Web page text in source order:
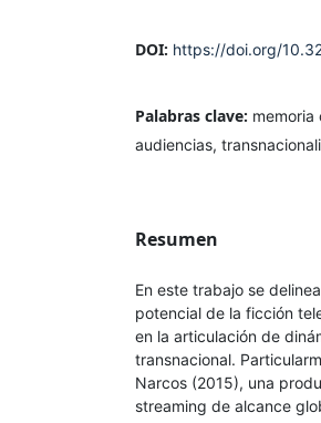
DOI: https://doi.org/
Palabras clave: memoria
audiencias,
Resumen
En este trabajo se
potencial de la ficción
en la articulación de
transnacional.
Narcos (2015), una
streaming de alcance